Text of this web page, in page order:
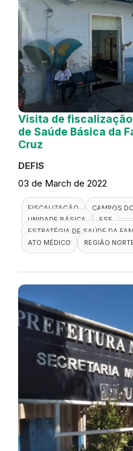
Visita de fiscalização
de Saúde Básica da
Cruz
DEFIS
03 de March de 2022
FISCALIZAÇÃO
CAMPOS
UNIDADE BÁSICA
ESF
ESTRATÉGIA DE SAÚDE DA
ATO MÉDICO
REGIÃO